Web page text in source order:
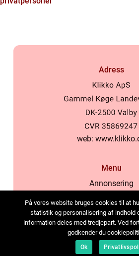
Adress
web:
Menu
Annonsering
Cookies
Kontakta oss
Sitemap
På vores website bruges cookies til at
statistik og personalisering af indhold
information deles med tredjepart. Ved
godkender du
Ok